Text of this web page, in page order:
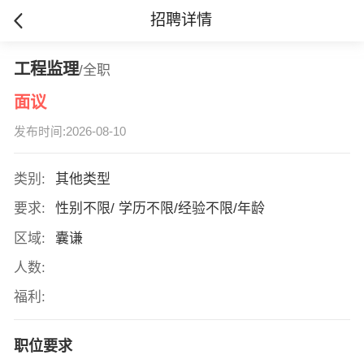
招聘详情
工程监理/全职
面议
发布时间:2026-08-10
类别:
其他类型
要求:
性别不限/ 学历不限/经验不限/年龄
区域:
囊谦
人数:
福利:
职位要求